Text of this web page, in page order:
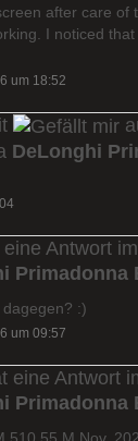
after care of
I noticed
um 18:52
DeLonghi
eine Antwort
Primadonna
:)
um 09:57
eine Antwort
Primadonna
510.55.M Nov.